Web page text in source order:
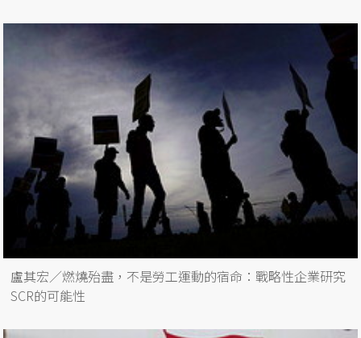
盧其宏／燃燒殆盡，不是勞工運動的宿命：戰略性企業研究
SCR的可能性